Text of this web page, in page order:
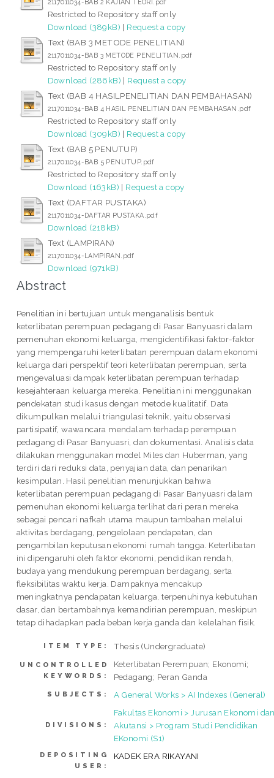
2117011034-BAB 2 KAJIAN TEORI.pdf
Restricted to Repository staff only
Download (389kB) | Request a copy
Text (BAB 3 METODE PENELITIAN)
2117011034-BAB 3 METODE PENELITIAN.pdf
Restricted to Repository staff only
Download (286kB) | Request a copy
Text (BAB 4 HASILPENELITIAN DAN PEMBAHASAN)
2117011034-BAB 4 HASIL PENELITIAN DAN PEMBAHASAN.pdf
Restricted to Repository staff only
Download (309kB) | Request a copy
Text (BAB 5 PENUTUP)
2117011034-BAB 5 PENUTUP.pdf
Restricted to Repository staff only
Download (163kB) | Request a copy
Text (DAFTAR PUSTAKA)
2117011034-DAFTAR PUSTAKA.pdf
Download (218kB)
Text (LAMPIRAN)
2117011034-LAMPIRAN.pdf
Download (971kB)
Abstract
Penelitian ini bertujuan untuk menganalisis bentuk
keterlibatan perempuan pedagang di Pasar Banyuasri dalam
pemenuhan ekonomi keluarga, mengidentifikasi faktor-faktor
yang mempengaruhi keterlibatan perempuan dalam ekonomi
keluarga dari perspektif teori keterlibatan perempuan, serta
mengevaluasi dampak keterlibatan perempuan terhadap
kesejahteraan keluarga mereka. Penelitian ini menggunakan
pendekatan studi kasus dengan metode kualitatif. Data
dikumpulkan melalui triangulasi teknik, yaitu observasi
partisipatif, wawancara mendalam terhadap perempuan
pedagang di Pasar Banyuasri, dan dokumentasi. Analisis data
dilakukan menggunakan model Miles dan Huberman, yang
terdiri dari reduksi data, penyajian data, dan penarikan
kesimpulan. Hasil penelitian menunjukkan bahwa
keterlibatan perempuan pedagang di Pasar Banyuasri dalam
pemenuhan ekonomi keluarga terlihat dari peran mereka
sebagai pencari nafkah utama maupun tambahan melalui
aktivitas berdagang, pengelolaan pendapatan, dan
pengambilan keputusan ekonomi rumah tangga. Keterlibatan
ini dipengaruhi oleh faktor ekonomi, pendidikan rendah,
budaya yang mendukung perempuan berdagang, serta
fleksibilitas waktu kerja. Dampaknya mencakup
meningkatnya pendapatan keluarga, terpenuhinya kebutuhan
dasar, dan bertambahnya kemandirian perempuan, meskipun
tetap dihadapkan pada beban kerja ganda dan kelelahan fisik.
ITEM TYPE: Thesis (Undergraduate)
UNCONTROLLED
KEYWORDS:
Keterlibatan Perempuan; Ekonomi;
Pedagang; Peran Ganda
SUBJECTS: A General Works > AI Indexes (General)
DIVISIONS:
Fakultas Ekonomi > Jurusan Ekonomi
Akutansi > Program Studi Pendidikan
EKonomi (S1)
DEPOSITING
USER:
KADEK ERA RIKAYANI